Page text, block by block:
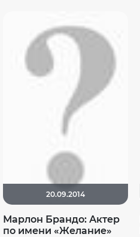
20.09.2014
Марлон Брандо: Актер
по имени «Желание»